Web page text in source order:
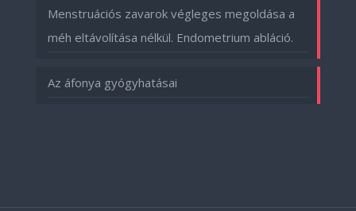
Menstruációs zavarok végleges megoldása a
méh eltávolítása nélkül. Endometrium abláció.
Az áfonya gyógyhatásai